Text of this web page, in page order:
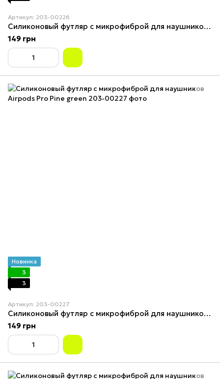
Артикул: 203-00226
Силиконовый футляр с микрофиброй для наушников Airpods Pro Bright Yellow
149 грн
Новинка
3
3
Артикул: 203-00227
Силиконовый футляр с микрофиброй для наушников Airpods Pro Pine green
149 грн